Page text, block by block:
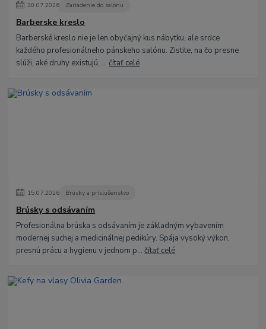
30.07.2026 Zariadenie do salónu
Barberske kreslo
Barberské kreslo nie je len obyčajný kus nábytku, ale srdce
každého profesionálneho pánskeho salónu. Zistite, na čo presne
slúži, aké druhy existujú, ...čítať celé
15.07.2026 Brúsky a príslušenstvo
Brúsky s odsávaním
Profesionálna brúska s odsávaním je základným vybavením
modernej suchej a medicinálnej pedikúry. Spája vysoký výkon,
presnú prácu a hygienu v jednom p...čítať celé